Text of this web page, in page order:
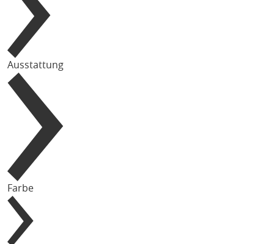
Ausstattung
Farbe